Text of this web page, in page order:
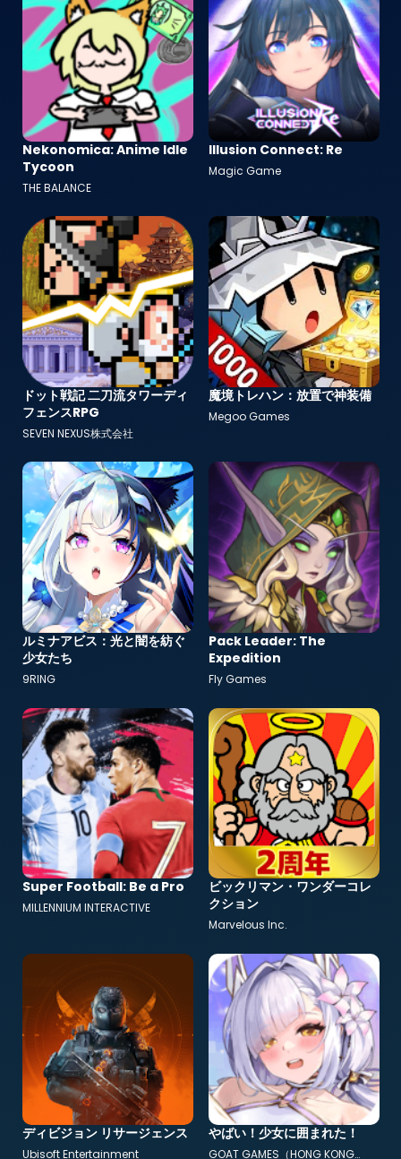
Nekonomica: Anime Idle
Tycoon
THE BALANCE
Illusion Connect: Re
Magic Game
ドット戦記 二刀流タワーディ
フェンスRPG
SEVEN NEXUS株式会社
魔境トレハン：放置で神装備
Megoo Games
ルミナアビス：光と闇を紡ぐ
少女たち
9RING
Pack Leader: The
Expedition
Fly Games
Super Football: Be a Pro
MILLENNIUM INTERACTIVE
ビックリマン・ワンダーコレ
クション
Marvelous Inc.
ディビジョン リサージェンス
Ubisoft Entertainment
やばい！少女に囲まれた！
GOAT GAMES（HONG KONG